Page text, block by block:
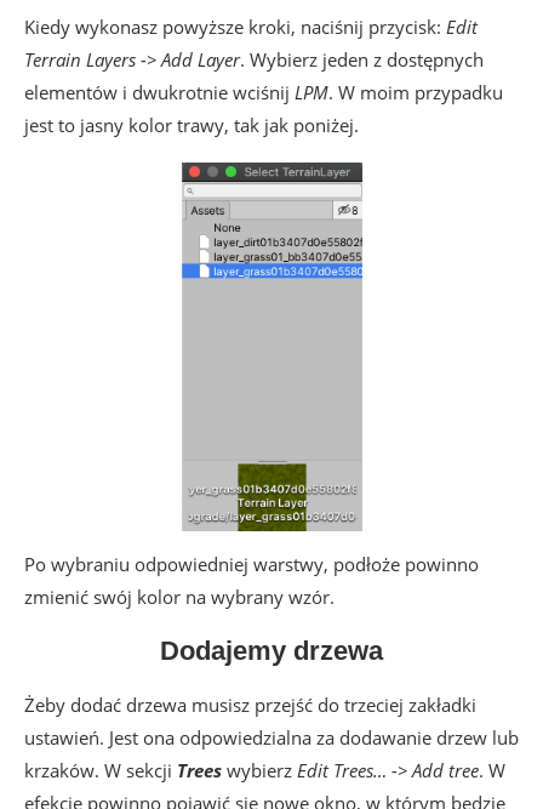
Kiedy wykonasz powyższe kroki, naciśnij przycisk: Edit
Terrain Layers -> Add Layer. Wybierz jeden z dostępnych
elementów i dwukrotnie wciśnij LPM. W moim przypadku
jest to jasny kolor trawy, tak jak poniżej.
Po wybraniu odpowiedniej warstwy, podłoże powinno
zmienić swój kolor na wybrany wzór.
Dodajemy drzewa
Żeby dodać drzewa musisz przejść do trzeciej zakładki
ustawień. Jest ona odpowiedzialna za dodawanie drzew lub
krzaków. W sekcji Trees wybierz Edit Trees… -> Add tree. W
efekcie powinno pojawić się nowe okno, w którym będzie